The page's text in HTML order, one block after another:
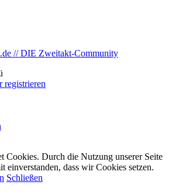
// DIE Zweitakt-Community
registrieren
Cookies. Durch die Nutzung unserer Seite
einverstanden, dass wir Cookies setzen.
Schließen